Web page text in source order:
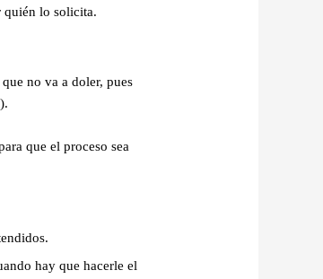
quién lo solicita.
no va a doler, pues
que el proceso sea
hay que hacerle el